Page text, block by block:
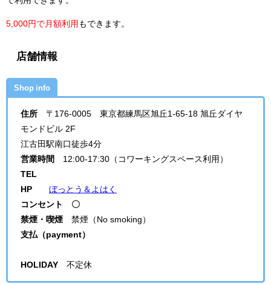
5,000円で月額利用 もできます。
店舗情報
Shop info
住所 〒176-0005 東京都練馬区旭丘1-65-18 旭丘ダイヤ
モンドビル 2F
江古田駅南口徒歩4分
営業時間
12:00-17:30（コワーキングスペース利用）
TEL
HP
ぼっとう＆よはく
コンセント 〇
禁煙・喫煙 禁煙（No smoking）
支払（payment）
HOLIDAY 不定休